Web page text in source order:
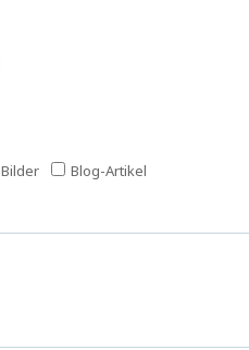
Bilder Blog-Artikel